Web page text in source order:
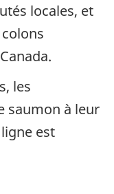
locales, et
les
saumon à leur
est